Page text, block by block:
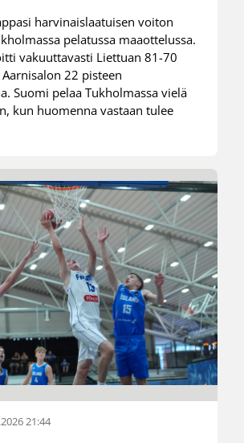
harvinaislaatuisen voiton
pelatussa maaottelussa.
vakuuttavasti Liettuan 81-70
22 pisteen
Suomi pelaa Tukholmassa vielä
kun huomenna vastaan tulee
21:44